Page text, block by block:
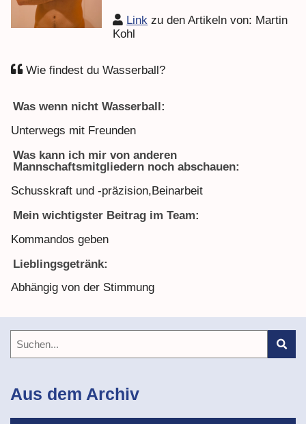
Link zu den Artikeln von: Martin
Kohl
Wie findest du Wasserball?
Was wenn nicht Wasserball:
Unterwegs mit Freunden
Was kann ich mir von anderen
Mannschaftsmitgliedern noch abschauen:
Schusskraft und -präzision,Beinarbeit
Mein wichtigster Beitrag im Team:
Kommandos geben
Lieblingsgetränk:
Abhängig von der Stimmung
Aus dem Archiv